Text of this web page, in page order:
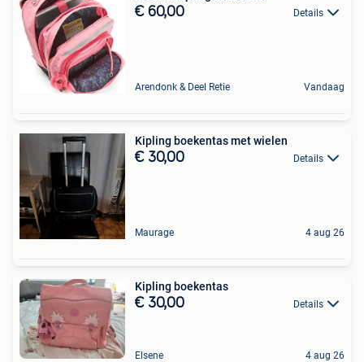
€ 60,00 Details
Arendonk & Deel Retie Vandaag
Kipling boekentas met wielen
€ 30,00 Details
Maurage 4 aug 26
Kipling boekentas
€ 30,00 Details
Elsene 4 aug 26